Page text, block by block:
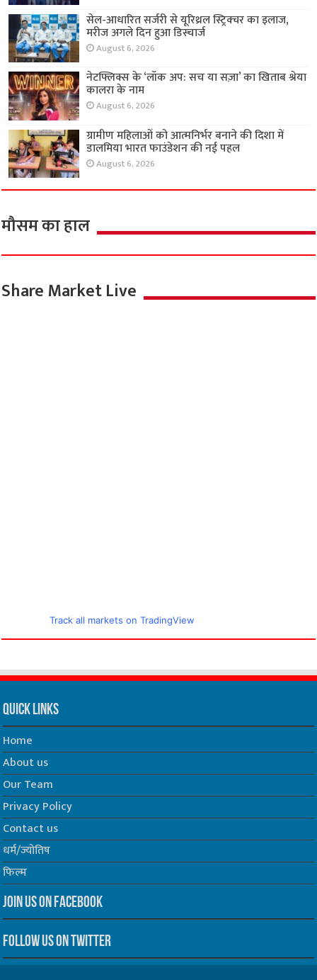
सेल-आधारित सर्जरी से यूरिथ्रल स्ट्रिक्चर का इलाज,
मरीज अगले दिन हुआ डिस्चार्ज
August 6, 2026
नेटफ्लिक्स के ‘लॉक अप: सच या सज़ा’ का खिताब श्रेया
कालरा के नाम
August 6, 2026
ग्रामीण महिलाओं को आत्मनिर्भर बनाने की दिशा में
डालमिया भारत फाउंडेशन की नई पहल
August 6, 2026
मौसम का हाल
Share Market Live
Track all markets on TradingView
Quick Links
Home
About us
Our Team
Privacy Policy
Contact us
धर्म/ज्योतिष
फिल्म
Join us on Facebook
Follow us on Twitter